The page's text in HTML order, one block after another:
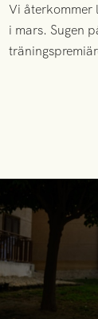
Vi återkommer
i mars. Sugen